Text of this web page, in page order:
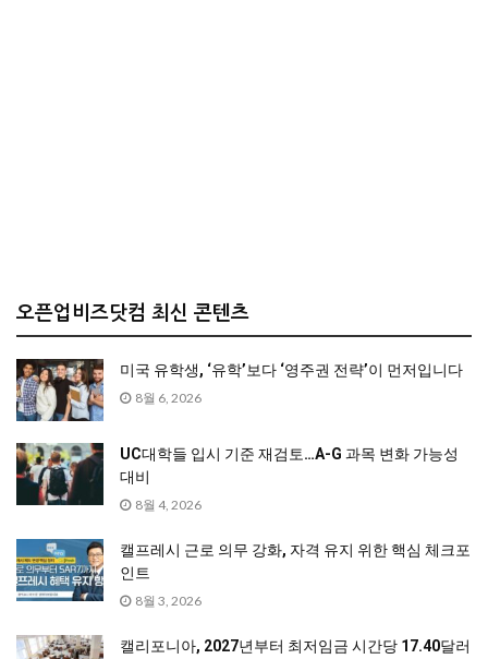
오픈업비즈닷컴 최신 콘텐츠
미국 유학생, ‘유학’보다 ‘영주권 전략’이 먼저입니다
8월 6, 2026
UC대학들 입시 기준 재검토…A-G 과목 변화 가능성
대비
8월 4, 2026
캘프레시 근로 의무 강화, 자격 유지 위한 핵심 체크포
인트
8월 3, 2026
캘리포니아, 2027년부터 최저임금 시간당 17.40달러